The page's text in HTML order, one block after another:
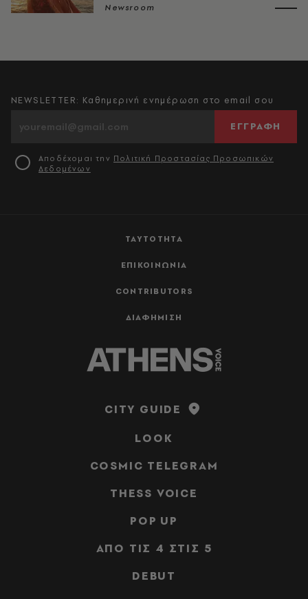
Newsroom
ΤΑΥΤΟΤΗΤΑ
ΕΠΙΚΟΙΝΩΝΙΑ
CONTRIBUTORS
ΔΙΑΦΗΜΙΣΗ
NEWSLETTER: Καθημερινή ενημέρωση στο email σου
ΕΓΓΡΑΦΗ
Αποδέχομαι την Πολιτική Προστασίας Προσωπικών
Δεδομένων
CITY GUIDE
LOOK
COSMIC TELEGRAM
THESS VOICE
POP UP
ΑΠΟ ΤΙΣ 4 ΣΤΙΣ 5
DEBUT